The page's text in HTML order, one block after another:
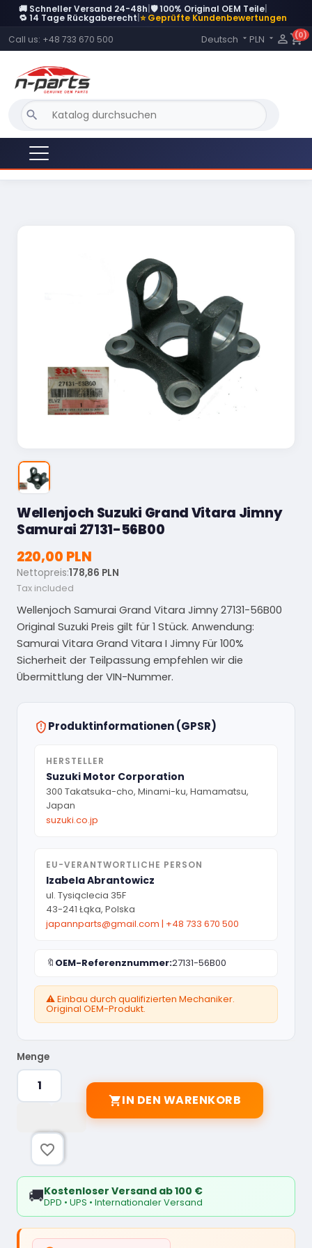
🚚 Schneller Versand 24-48h 🛡️ 100% Original OEM Teile
🔁 14 Tage Rückgaberecht ⭐ Geprüfte Kundenbewertungen
Call us: +48 733 670 500 Language:
Deutsch  PLN   shopping_cart
(0)
search
DERZEIT NICHT AUF LAGER
Wellenjoch Suzuki Grand Vitara Jimny
Samurai 27131-56B00
220,00 PLN
Nettopreis:178,86 PLN
Tax included
Wellenjoch Samurai Grand Vitara Jimny 27131-56B00
Original Suzuki Preis gilt für 1 Stück. Anwendung:
Samurai Vitara Grand Vitara I Jimny Für 100%
Sicherheit der Teilpassung empfehlen wir die
Übermittlung der VIN-Nummer.
Produktinformationen (GPSR)
HERSTELLER
Suzuki Motor Corporation
300 Takatsuka-cho, Minami-ku, Hamamatsu,
Japan
suzuki.co.jp
EU-VERANTWORTLICHE PERSON
Izabela Abrantowicz
ul. Tysiąclecia 35F
43-241 Łąka, Polska
japannparts@gmail.com | +48 733 670 500
🔖 OEM-Referenznummer:27131-56B00
⚠️ Einbau durch qualifizierten Mechaniker.
Original OEM-Produkt.
Menge
IN DEN WARENKORB
favorite_border
🚚Kostenloser Versand ab 100 €
DPD • UPS • Internationaler Versand